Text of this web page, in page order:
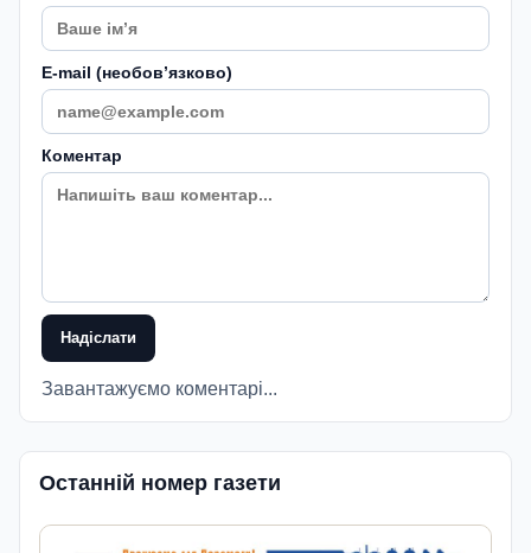
E-mail (необовʼязково)
Коментар
Надіслати
Завантажуємо коментарі...
Останній номер газети